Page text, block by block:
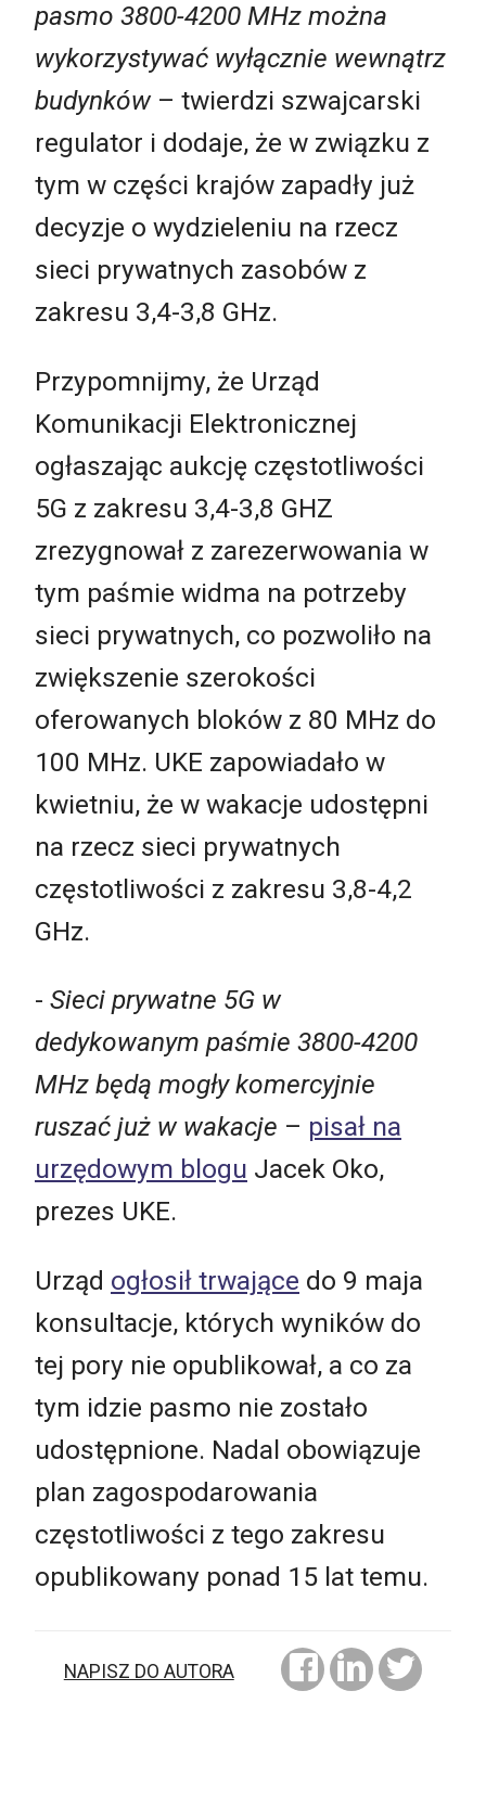
pasmo 3800-4200 MHz można
wykorzystywać wyłącznie wewnątrz
budynków– twierdzi szwajcarski
regulator i dodaje, że w związku z
tym w części krajów zapadły już
decyzje o wydzieleniu na rzecz
sieci prywatnych zasobów z
zakresu 3,4-3,8 GHz.
Przypomnijmy, że Urząd
Komunikacji Elektronicznej
ogłaszając aukcję częstotliwości
5G z zakresu 3,4-3,8 GHZ
zrezygnował z zarezerwowania w
tym paśmie widma na potrzeby
sieci prywatnych, co pozwoliło na
zwiększenie szerokości
oferowanych bloków z 80 MHz do
100 MHz. UKE zapowiadało w
kwietniu, że w wakacje udostępni
na rzecz sieci prywatnych
częstotliwości z zakresu 3,8-4,2
GHz.
- Sieci prywatne 5G w
dedykowanym paśmie 3800-4200
MHz będą mogły komercyjnie
ruszać już w wakacje – pisał na
urzędowym blogu Jacek Oko,
prezes UKE.
Urząd ogłosił trwające do 9 maja
konsultacje, których wyników do
tej pory nie opublikował, a co za
tym idzie pasmo nie zostało
udostępnione. Nadal obowiązuje
plan zagospodarowania
częstotliwości z tego zakresu
opublikowany ponad 15 lat temu.
NAPISZ DO AUTORA